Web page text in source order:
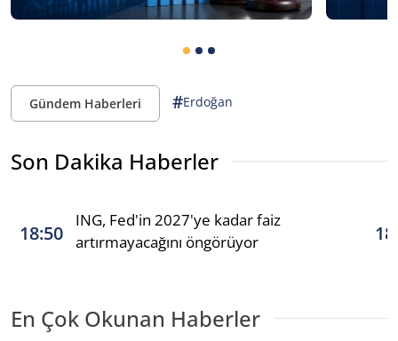
Gündem Haberleri #Erdoğan
Son Dakika Haberler
18:50
ING, Fed'in 2027'ye kadar faiz
artırmayacağını öngörüyor
En Çok Okunan Haberler